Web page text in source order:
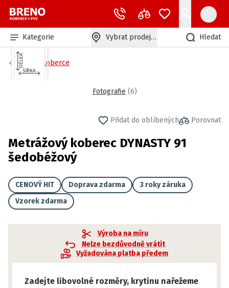
Kategorie Vybrat prodejnu Hledat
Bytové koberce
Fotografie (6)
Přidat do oblíbených Porovnat
Metrážový koberec DYNASTY 91
šedobéžový
CENOVÝ HIT Doprava zdarma
3 roky záruka
Vzorek zdarma
Výroba na míru
Nelze bezdůvodně vrátit
Vyžadována platba předem
Zadejte libovolné rozměry, krytinu nařežeme